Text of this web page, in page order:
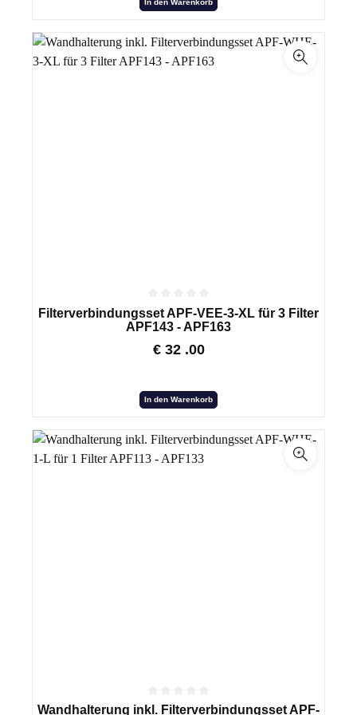
In den Warenkorb
Filterverbindungsset APF-VEE-3-XL für 3 Filter
APF143 - APF163
€ 32 .00
In den Warenkorb
Wandhalterung inkl. Filterverbindungsset APF-